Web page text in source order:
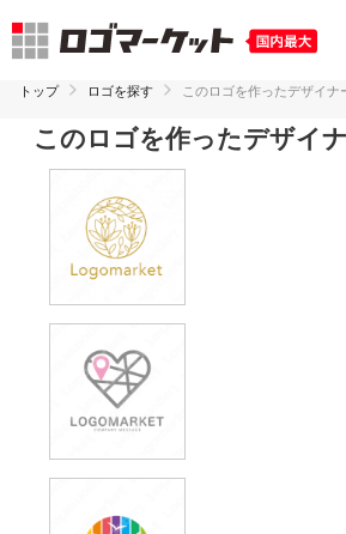
トップ ロゴを探す このロゴを作ったデザイナ
このロゴを作ったデザイ